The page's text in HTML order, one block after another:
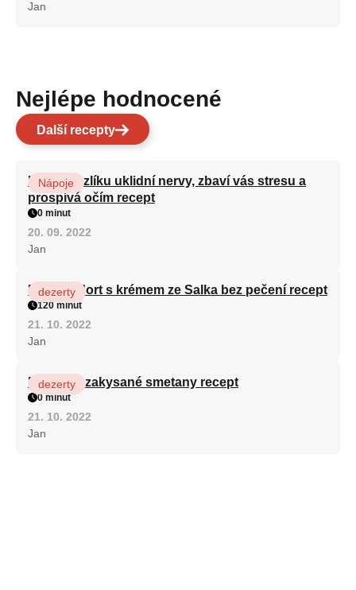
Jan
Nejlépe hodnocené
Další recepty
Kořen kozlíku uklidní nervy, zbaví vás stresu a
prospívá očím recept
Nápoje
0 minut
20. 09. 2022
Jan
Patrový dort s krémem ze Salka bez pečení recept
dezerty
120 minut
21. 10. 2022
Jan
Fánky ze zakysané smetany recept
dezerty
0 minut
21. 10. 2022
Jan